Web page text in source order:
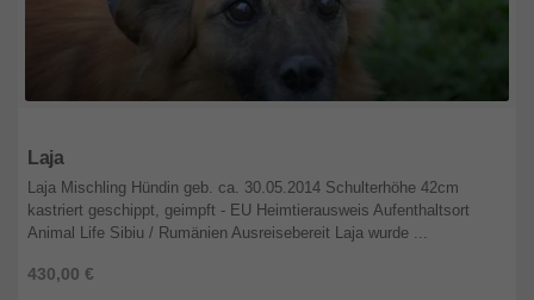
Laja
430,00 €
Laja Mischling Hündin geb. ca. 30.05.2014 Schulterhöhe 42cm
kastriert geschippt, geimpft - EU Heimtierausweis Aufenthaltsort
Animal Life Sibiu / Rumänien Ausreisebereit Laja wurde ...